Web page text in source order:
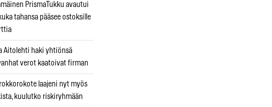
PrismaTukku avautui
tahansa pääsee ostoksille
Aitolehti haki yhtiönsä
verot kaatoivat firman
laajeni nyt myös
kuulutko riskiryhmään